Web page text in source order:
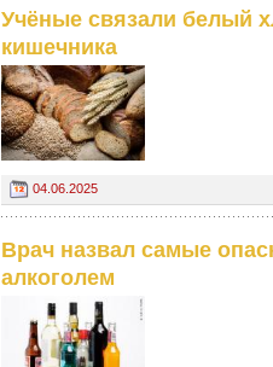
Учёные связали белый
кишечника
04.06.2025
Врач назвал самые
алкоголем